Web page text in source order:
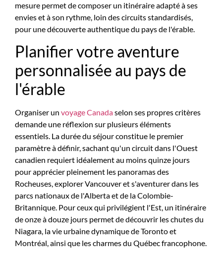
mesure permet de composer un itinéraire adapté à ses
envies et à son rythme, loin des circuits standardisés,
pour une découverte authentique du pays de l'érable.
Planifier votre aventure
personnalisée au pays de
l'érable
Organiser un voyage Canadaselon ses propres critères
demande une réflexion sur plusieurs éléments
essentiels. La durée du séjour constitue le premier
paramètre à définir, sachant qu'un circuit dans l'Ouest
canadien requiert idéalement au moins quinze jours
pour apprécier pleinement les panoramas des
Rocheuses, explorer Vancouver et s'aventurer dans les
parcs nationaux de l'Alberta et de la Colombie-
Britannique. Pour ceux qui privilégient l'Est, un itinéraire
de onze à douze jours permet de découvrir les chutes du
Niagara, la vie urbaine dynamique de Toronto et
Montréal, ainsi que les charmes du Québec francophone.